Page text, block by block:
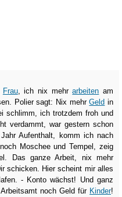
Frau, ich nix mehrarbeiten am
Polier sagt: Nix mehrGeld in
schlimm, ich trotzdem froh und
verdammt, war gestern schon
Aufenthalt, komm ich nach
Moschee und Tempel, zeig
Das ganze Arbeit, nix mehr
schicken. Hier scheint mir alles
- Konto wächst! Und ganz
noch Geld für Kinder!